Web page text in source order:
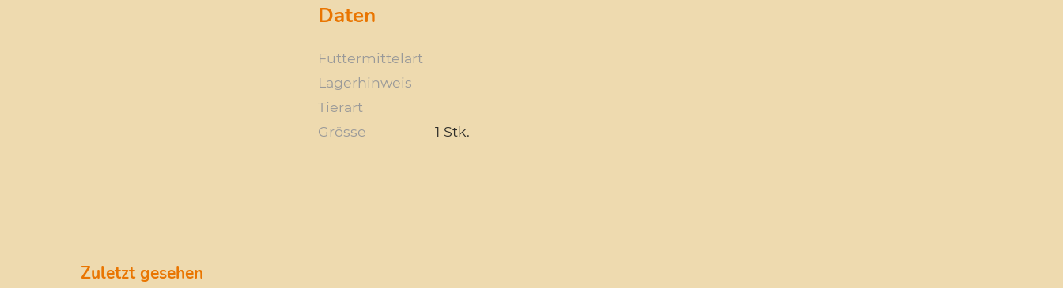
Daten
Futtermittelart
Lagerhinweis
Tierart
Grösse
1 Stk.
Zuletzt gesehen